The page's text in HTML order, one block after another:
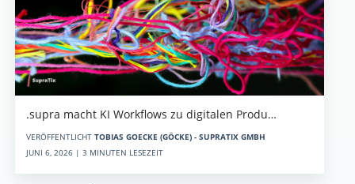
.supra macht KI Workflows zu digitalen Produ…
VERÖFFENTLICHT TOBIAS GOECKE (GÖCKE) - SUPRATIX GMBH
JUNI 6, 2026 | 3 MINUTEN LESEZEIT